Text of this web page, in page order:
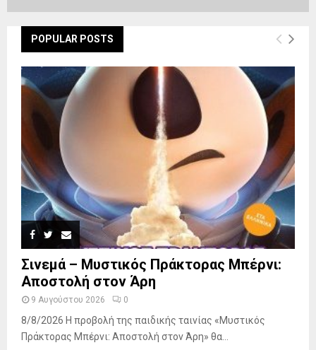
POPULAR POSTS
Σινεμά – Μυστικός Πράκτορας Μπέρνι:
Αποστολή στον Άρη
9 Αυγούστου 2026 0
8/8/2026 Η προβολή της παιδικής ταινίας «Μυστικός
Πράκτορας Μπέρνι: Αποστολή στον Άρη» θα...